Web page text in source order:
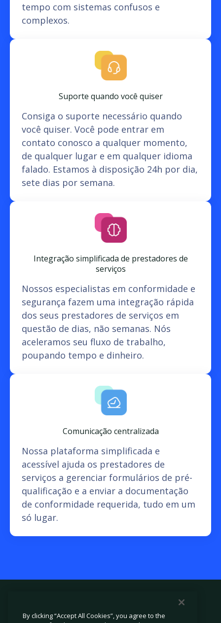
tempo com sistemas confusos e
complexos.
Suporte quando você quiser
Consiga o suporte necessário quando
você quiser. Você pode entrar em
contato conosco a qualquer momento,
de qualquer lugar e em qualquer idioma
falado. Estamos à disposição 24h por dia,
sete dias por semana.
Integração simplificada de prestadores de
serviços
Nossos especialistas em conformidade e
segurança fazem uma integração rápida
dos seus prestadores de serviços em
questão de dias, não semanas. Nós
aceleramos seu fluxo de trabalho,
poupando tempo e dinheiro.
Comunicação centralizada
Nossa plataforma simplificada e
acessível ajuda os prestadores de
serviços a gerenciar formulários de pré-
qualificação e a enviar a documentação
de conformidade requerida, tudo em um
só lugar.
By clicking “Accept All Cookies”, you agree to the